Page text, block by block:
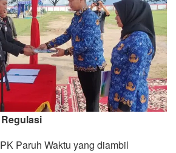
Paruh Waktu yang diambil